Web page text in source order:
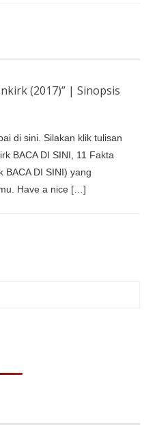
(2017)” | Sinopsis
di sini. Silakan klik tulisan
BACA DI SINI, 11 Fakta
BACA DI SINI) yang
Have a nice […]